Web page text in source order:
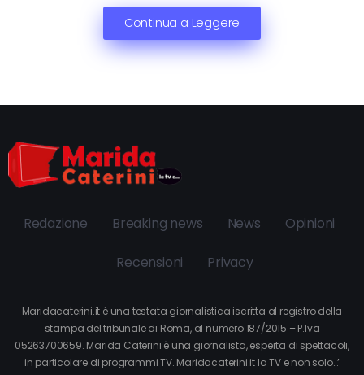
Continua a Leggere
Redazione Breaking news News Opinioni
Recensioni Privacy
Maridacaterini.it è una testata giornalistica iscritta al registro della
stampa del tribunale di Roma, al numero 187/2015 – P.Iva
05263700659. Marida Caterini è una giornalista, esperta di spettacoli,
in particolare di programmi TV. Maridacaterini.it la TV e non solo…’